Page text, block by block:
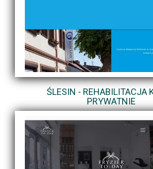
ŚLESIN - REHABILITACJA
PRYWATNIE